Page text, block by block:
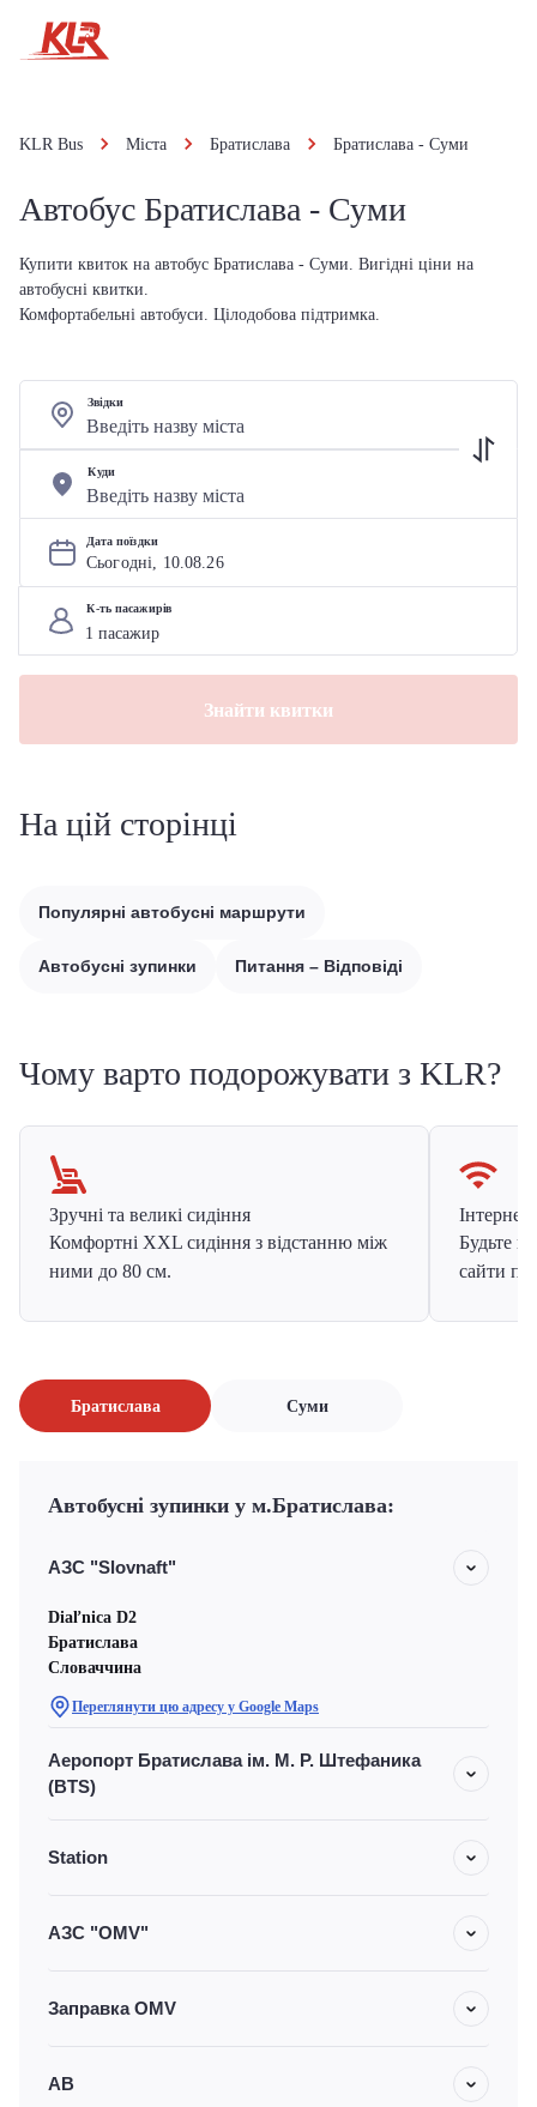
KLR Bus Міста Братислава Братислава - Суми
Автобус Братислава - Суми
Купити квиток на автобус Братислава - Суми. Вигідні ціни на
автобусні квитки.
Комфортабельні автобуси. Цілодобова підтримка.
Звідки
Куди
Дата поїздки
Сьогодні, 10.08.26
К-ть пасажирів
Знайти квитки
На цій сторінці
Популярні автобусні маршрути
Автобусні зупинки Питання – Відповіді
Чому варто подорожувати з KLR?
Зручні та великі сидіння
Комфортні XXL сидіння з відстанню між
ними до 80 см.
Інтернет
Будьте
сайти
Братислава Суми
Автобусні зупинки у м.Братислава:
АЗС "Slovnaft"
Diaľnica D2
Братислава
Словаччина
Переглянути цю адресу у Google Maps
Аеропорт Братислава ім. М. Р. Штефаника
(BTS)
Station
АЗС "OMV"
Заправка OMV
АВ